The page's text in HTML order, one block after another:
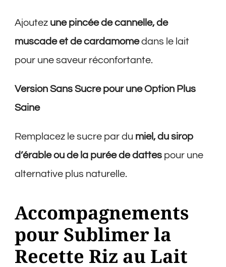
Ajoutez une pincée de cannelle, de
muscade et de cardamomedans le lait
pour une saveur réconfortante.
Version Sans Sucre pour une Option Plus
Saine
Remplacez le sucre par du miel, du sirop
d’érable ou de la purée de dattes pour une
alternative plus naturelle.
Accompagnements
pour Sublimer la
Recette Riz au Lait